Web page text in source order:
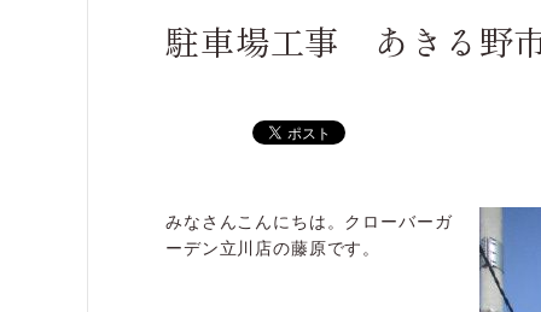
駐車場工事 あきる野
みなさんこんにちは。クローバーガ
ーデン立川店の藤原です。